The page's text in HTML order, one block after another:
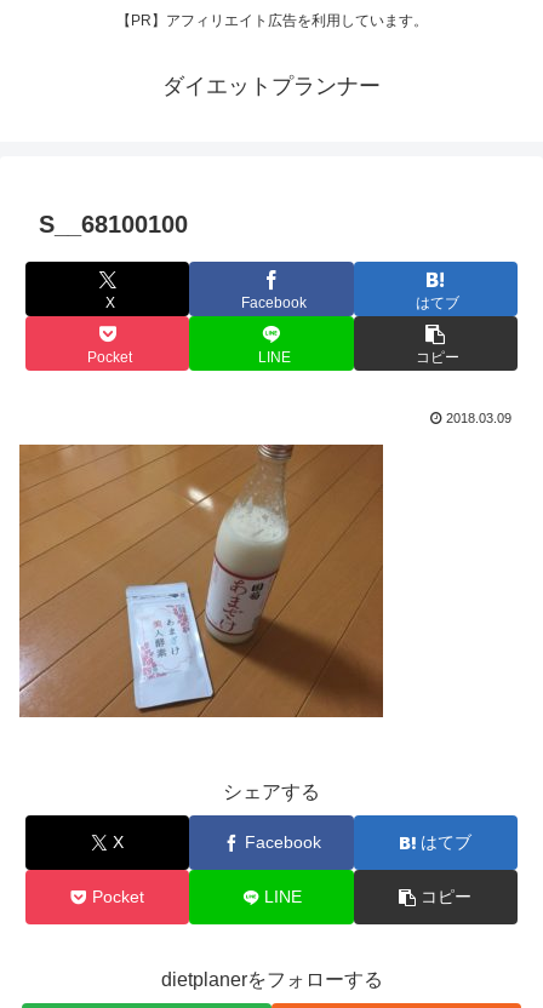
【PR】アフィリエイト広告を利用しています。
ダイエットプランナー
S__68100100
X Facebook はてブ
Pocket LINE コピー
2018.03.09
シェアする
X Facebook はてブ
Pocket LINE コピー
dietplanerをフォローする